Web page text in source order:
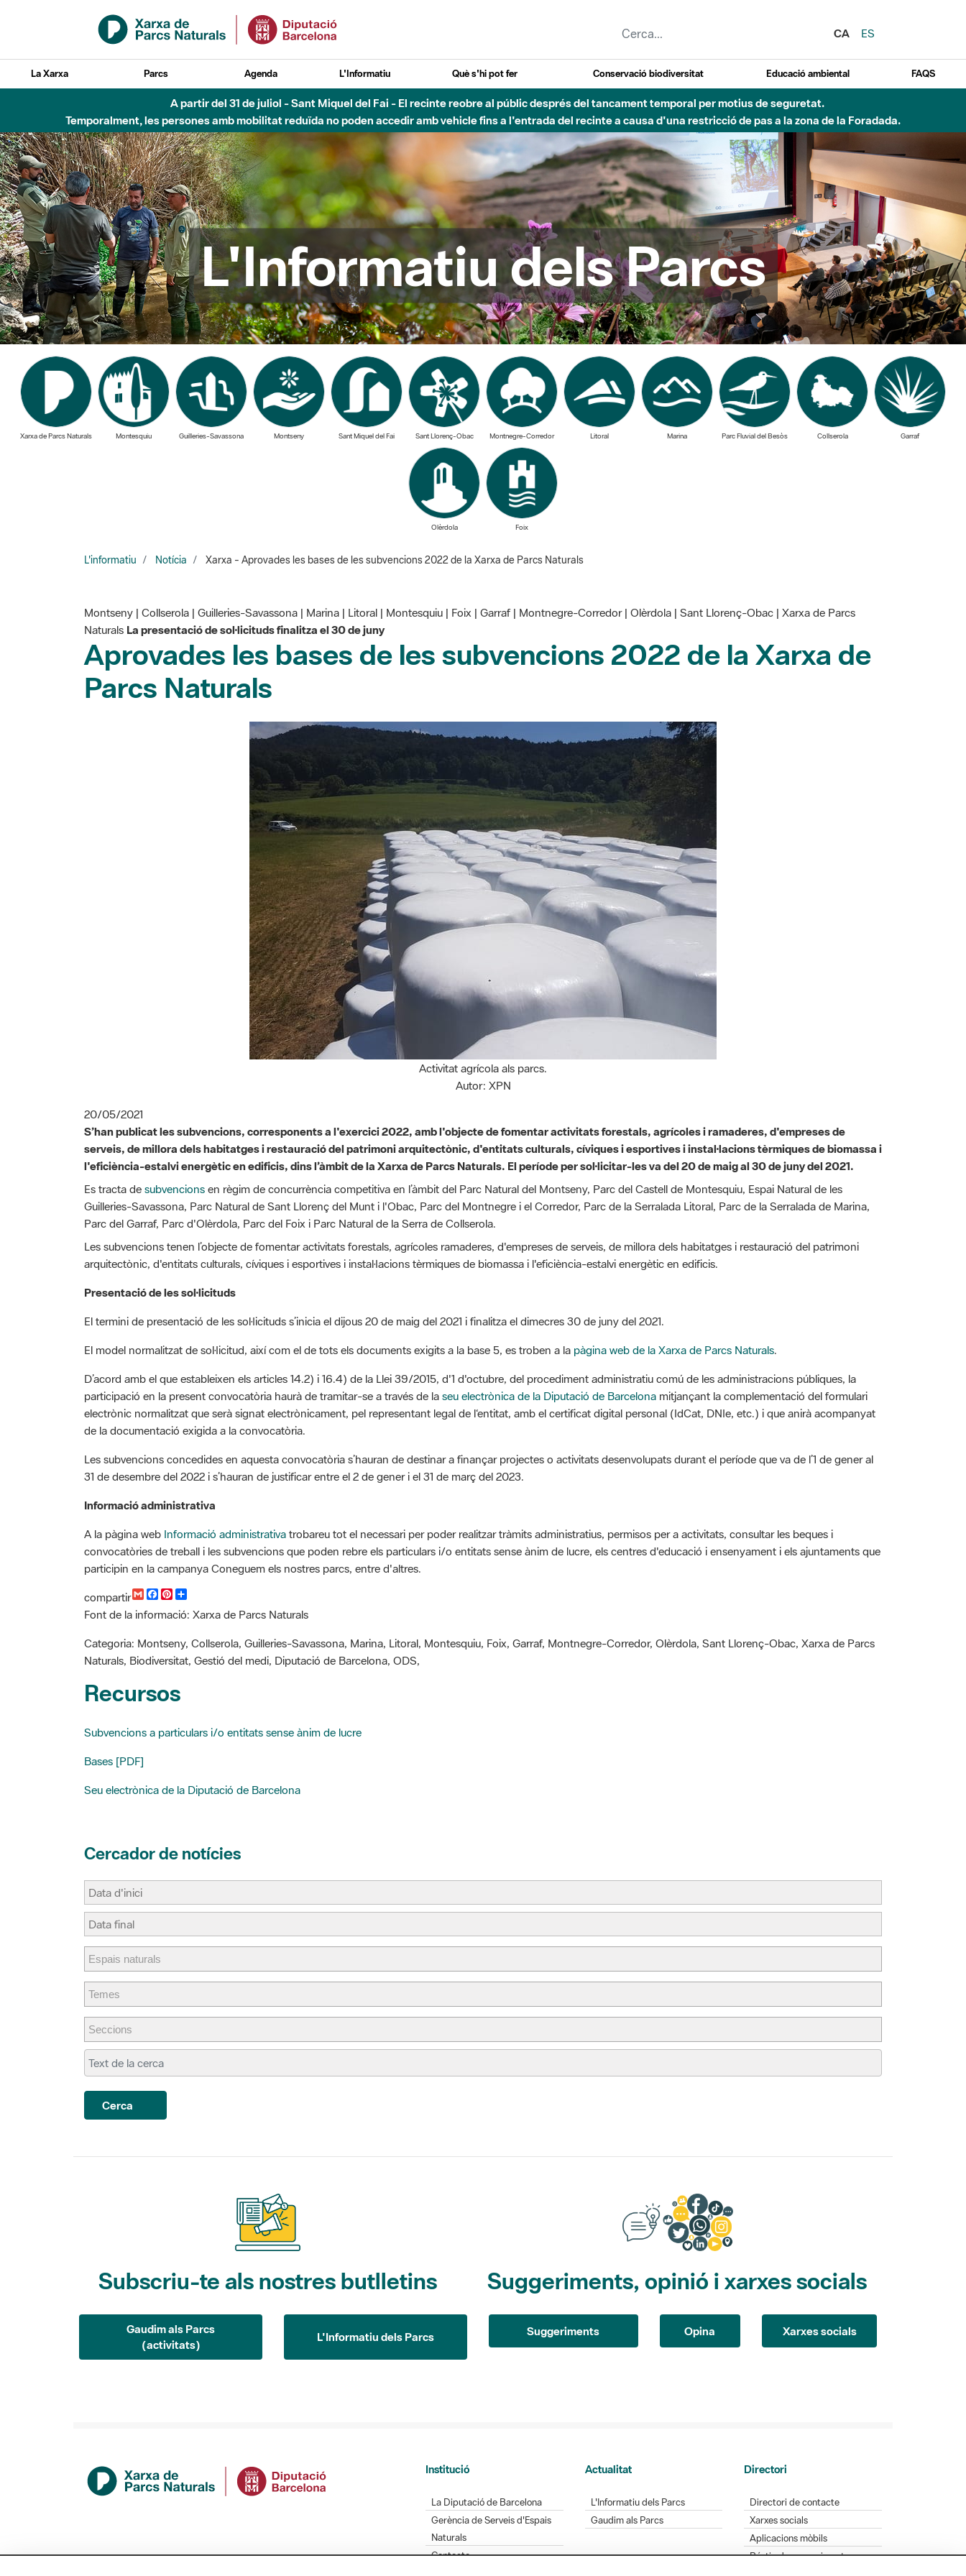
Salta al contingut principal
CA
ES
La Xarxa Parcs Agenda L'Informatiu Què s'hi pot fer Conservació biodiversitat Educació ambiental FAQS
Fins al desembre de 2026 - Parc Fluvial Besòs - Afectacions a la llera del Parc Fluvial del Besòs degut a obres de construcció d'una passera sobre el riu
L'Informatiu dels Parcs
Xarxa de Parcs Naturals Montesquiu Guilleries-Savassona Sant Miquel del Fai Sant Llorenç-Obac Montnegre-Corredor Parc Fluvial del Besòs
Olèrdola Foix
NaturalsLa presentació de sol·licituds finalitza el 30 de juny
Aprovades les bases de les subvencions 2022 de la Xarxa de
Parcs Naturals
Activitat agrícola als parcs.
Autor: XPN
S’han publicat les subvencions, corresponents a l'exercici 2022, amb l'objecte de fomentar activitats forestals, agrícoles i ramaderes, d'empreses de
serveis, de millora dels habitatges i restauració del patrimoni arquitectònic, d'entitats culturals, cíviques i esportives i instal·lacions tèrmiques de biomassa i
l'eficiència-estalvi energètic en edificis, dins l’àmbit de la Xarxa de Parcs Naturals. El període per sol·licitar-les va del 20 de maig al 30 de juny del 2021.
Es tracta desubvencionsen règim de concurrència competitiva en l’àmbit del Parc Natural del Montseny, Parc del Castell de Montesquiu, Espai Natural de les
Guilleries-Savassona, Parc Natural de Sant Llorenç del Munt i l'Obac, Parc del Montnegre i el Corredor, Parc de la Serralada Litoral, Parc de la Serralada de Marina,
Parc del Garraf, Parc d'Olèrdola, Parc del Foix i Parc Natural de la Serra de Collserola.
Les subvencions tenen l’objecte de fomentar activitats forestals, agrícoles ramaderes, d'empreses de serveis, de millora dels habitatges i restauració del patrimoni
arquitectònic, d'entitats culturals, cíviques i esportives i instal·lacions tèrmiques de biomassa i l'eficiència-estalvi energètic en edificis.
Presentació de les sol·licituds
El model normalitzat de sol·licitud, així com el de tots els documents exigits a la base 5, es troben a la
pàgina web de la Xarxa de Parcs Naturals
D’acord amb el que estableixen els articles 14.2) i 16.4) de la Llei 39/2015, d'1 d'octubre, del procediment administratiu comú de les administracions públiques, la
participació en la present convocatòria haurà de tramitar-se a través de la seu electrònica de la Diputació de Barcelona mitjançant la complementació del formulari
electrònic normalitzat que serà signat electrònicament, pel representant legal de l‘entitat, amb el certificat digital personal (IdCat, DNIe, etc.) i que anirà acompanyat
de la documentació exigida a la convocatòria.
Les subvencions concedides en aquesta convocatòria s’hauran de destinar a finançar projectes o activitats desenvolupats durant el període que va de l’1 de gener al
31 de desembre del 2022 i s’hauran de justificar entre el 2 de gener i el 31 de març del 2023.
convocatòries de treball i les subvencions que poden rebre els particulars i/o entitats sense ànim de lucre, els centres d'educació i ensenyament i els ajuntaments que
participin en la campanya Coneguem els nostres parcs, entre d'altres.
compartir
G
m
a
i
l
F
a
c
e
b
o
k
P
n
t
e
e
s
t
C
p
a
t
i
r
Font de la informació: Xarxa de Parcs Naturals
Naturals, Biodiversitat, Gestió del medi, Diputació de Barcelona, ODS,
Recursos
Seu electrònica de la Diputació de Barcelona
Cerca
Gaudim als Parcs
(activitats)
Suggeriments Opina Xarxes socials
Gerència de Serveis d'Espais
Naturals
Contacte
Gaudim als Parcs
Xarxes socials
Aplicacions mòbils
Bústia de suggeriments
Opineu sobre els parcs